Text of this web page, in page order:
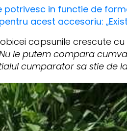
in functie de
acest accesoriu:
capsunile crescute
le putem compara
cumparator sa stie de